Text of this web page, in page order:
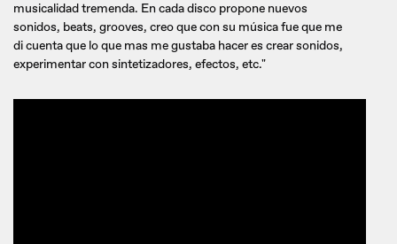
musicalidad tremenda. En cada disco propone nuevos
sonidos, beats, grooves, creo que con su música fue que me
di cuenta que lo que mas me gustaba hacer es crear sonidos,
experimentar con sintetizadores, efectos, etc."